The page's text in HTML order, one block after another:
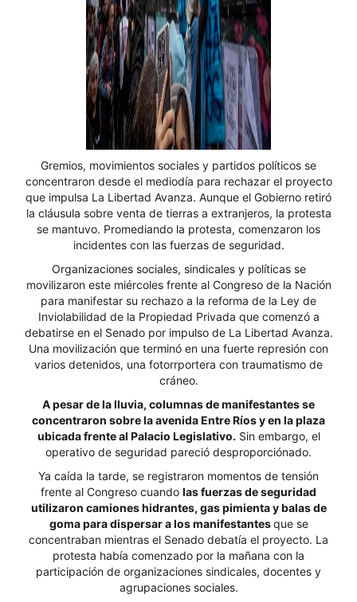
Gremios, movimientos sociales y partidos políticos se
concentraron desde el mediodía para rechazar el proyecto
que impulsa La Libertad Avanza. Aunque el Gobierno retiró
la cláusula sobre venta de tierras a extranjeros, la protesta
se mantuvo. Promediando la protesta, comenzaron los
incidentes con las fuerzas de seguridad.
Organizaciones sociales, sindicales y políticas se
movilizaron este miércoles frente al Congreso de la Nación
para manifestar su rechazo a la reforma de la Ley de
Inviolabilidad de la Propiedad Privada que comenzó a
debatirse en el Senado por impulso de La Libertad Avanza.
Una movilización que terminó en una fuerte represión con
varios detenidos, una fotorrportera con traumatismo de
cráneo.
A pesar de la lluvia, columnas de manifestantes se
concentraron sobre la avenida Entre Ríos y en la plaza
ubicada frente al Palacio Legislativo. Sin embargo, el
operativo de seguridad pareció desproporciónado.
Ya caída la tarde, se registraron momentos de tensión
frente al Congreso cuando las fuerzas de seguridad
utilizaron camiones hidrantes, gas pimienta y balas de
goma para dispersar a los manifestantesque se
concentraban mientras el Senado debatía el proyecto. La
protesta había comenzado por la mañana con la
participación de organizaciones sindicales, docentes y
agrupaciones sociales.